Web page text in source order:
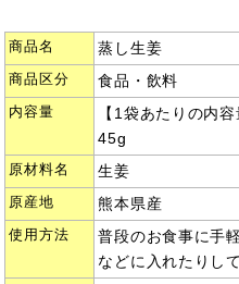
商品名 蒸し生姜
商品区分 食品・飲料
内容量
【1袋あたりの内容
45g
原材料名 生姜
原産地 熊本県産
使用方法
普段のお食事に手
などに入れたりし